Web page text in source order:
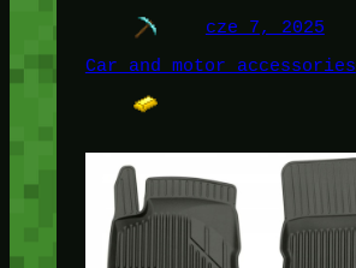
cze 7, 2025
Car and motor accessories